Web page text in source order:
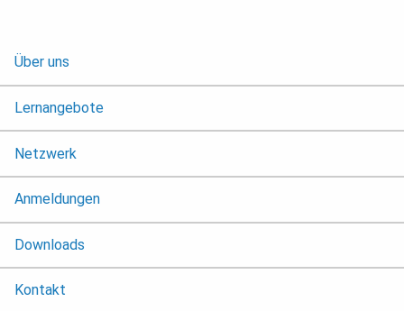
Über uns
Lernangebote
Netzwerk
Anmeldungen
Downloads
Kontakt